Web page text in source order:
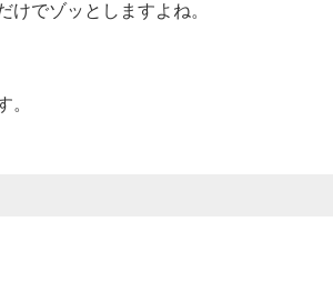
でゾッとしますよね。
。